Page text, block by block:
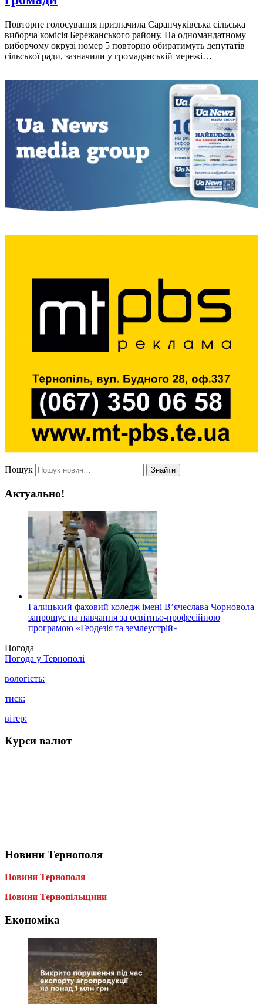
Повторне голосування призначила Саранчуківська сільська
виборча комісія Бережанського району. На одномандатному
виборчому окрузі номер 5 повторно обиратимуть депутатів
сільської ради, зазначили у громадянській мережі…
Пошук Знайти
Актуально!
Галицький фаховий коледж імені В’ячеслава Чорновола
запрошує на навчання за освітньо-професійною
програмою «Геодезія та землеустрій»
Погода
Погода у Тернополі
вологість:
тиск:
вітер:
Курси валют
Новини Тернополя
Новини Тернополя
Новини Тернопільщини
Економіка